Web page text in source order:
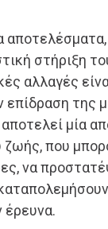
αποτελέσματα,
στήριξη
αλλαγές
επίδραση της
μία
ζωής, που
να
έρευνα.